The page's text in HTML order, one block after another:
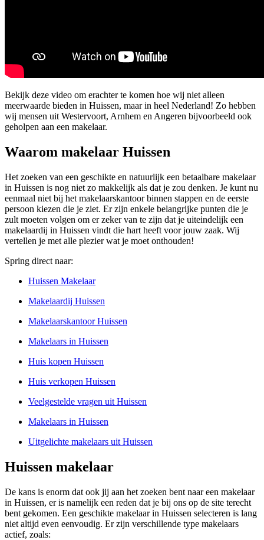
Bekijk deze video om erachter te komen hoe wij niet alleen
meerwaarde bieden in Huissen, maar in heel Nederland! Zo hebben
wij mensen uit Westervoort, Arnhem en Angeren bijvoorbeeld ook
geholpen aan een makelaar.
Waarom makelaar Huissen
Het zoeken van een geschikte en natuurlijk een betaalbare makelaar
in Huissen is nog niet zo makkelijk als dat je zou denken. Je kunt nu
eenmaal niet bij het makelaarskantoor binnen stappen en de eerste
persoon kiezen die je ziet. Er zijn enkele belangrijke punten die je
zult moeten volgen om er zeker van te zijn dat je uiteindelijk een
makelaardij in Huissen vindt die hart heeft voor jouw zaak. Wij
vertellen je met alle plezier wat je moet onthouden!
Spring direct naar:
Huissen Makelaar
Makelaardij Huissen
Makelaarskantoor Huissen
Makelaars in Huissen
Huis kopen Huissen
Huis verkopen Huissen
Veelgestelde vragen uit Huissen
Makelaars in Huissen
Uitgelichte makelaars uit Huissen
Huissen makelaar
De kans is enorm dat ook jij aan het zoeken bent naar een makelaar
in Huissen, er is namelijk een reden dat je bij ons op de site terecht
bent gekomen. Een geschikte makelaar in Huissen selecteren is lang
niet altijd even eenvoudig. Er zijn verschillende type makelaars
actief, zoals: